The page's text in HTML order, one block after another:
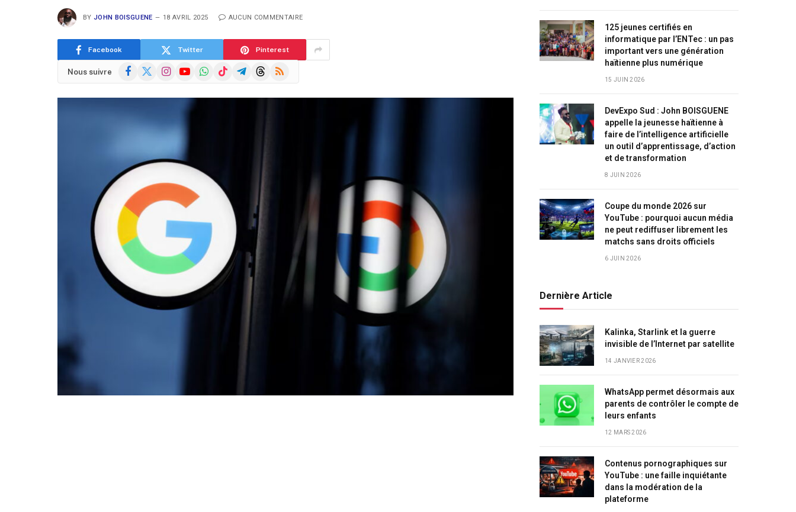
BY JOHN BOISGUENE 18 AVRIL 2025 AUCUN COMMENTAIRE
Facebook Twitter Pinterest
Nous suivre Facebook
X
InstagramYouTubeWhatsAppTikTokTelegramThreads
RSS
125 jeunes certifiés en
informatique par l’ENTec : un pas
important vers une génération
haïtienne plus numérique
15 JUIN 2026
DevExpo Sud : John BOISGUENE
appelle la jeunesse haïtienne à
faire de l’intelligence artificielle
un outil d’apprentissage, d’action
et de transformation
8 JUIN 2026
Coupe du monde 2026 sur
YouTube : pourquoi aucun média
ne peut rediffuser librement les
matchs sans droits officiels
6 JUIN 2026
Dernière Article
Kalinka, Starlink et la guerre
invisible de l’Internet par satellite
14 JANVIER 2026
WhatsApp permet désormais aux
parents de contrôler le compte de
leurs enfants
12 MARS 2026
Contenus pornographiques sur
YouTube : une faille inquiétante
dans la modération de la
plateforme